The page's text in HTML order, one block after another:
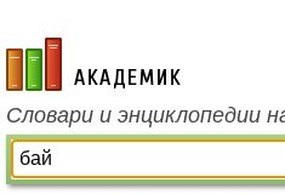
academic.ru
Словари и энциклопедии